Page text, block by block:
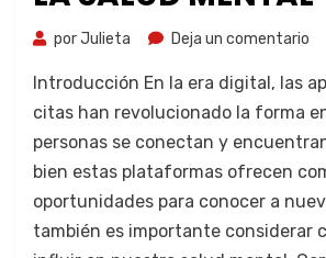
porJulieta Deja un comentario
Introducción En la era digital, las
citas han revolucionado la forma
personas se conectan y
bien estas plataformas ofrecen
oportunidades para conocer a
también es importante considerar